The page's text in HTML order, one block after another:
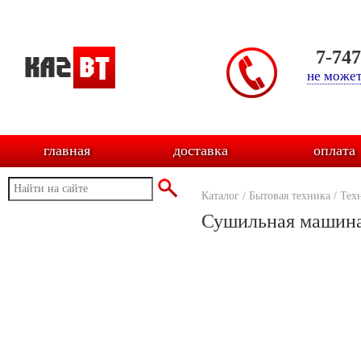
7-
не
главная доставка оплата
Каталог / Бытовая техника /
Сушильная